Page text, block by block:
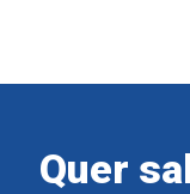
Quer